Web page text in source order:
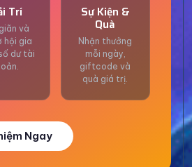
Trí
và
hội gia
dư tài
Sự Kiện &
Quà
Nhận thưởng
mỗi ngày,
giftcode và
quà giá trị.
Ngay